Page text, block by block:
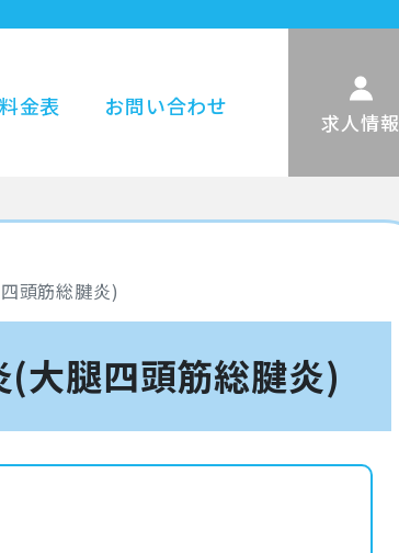
料金表 お問い合わせ
求人情報
頭筋総腱炎)
大腿四頭筋総腱炎)